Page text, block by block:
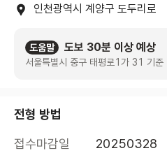
인천광역시 계양구 도두리로
도움말 도보 30분 이상 예상
서울특별시 중구 태평로1가 31 기준
전형 방법
접수마감일
20250328